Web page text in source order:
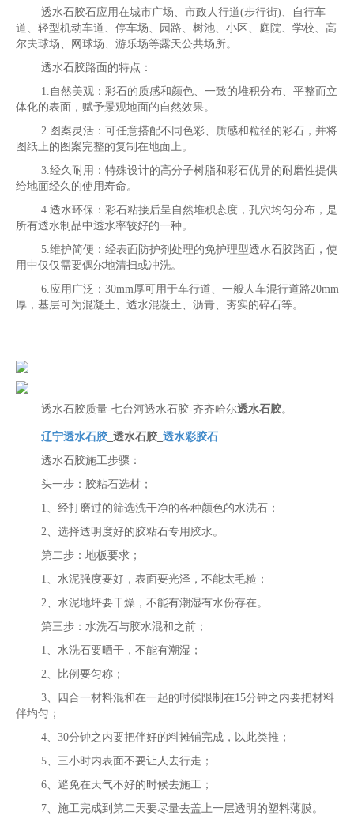
透水石胶石应用在城市广场、市政人行道(步行街)、自行车
道、轻型机动车道、停车场、园路、树池、小区、庭院、学校、高
尔夫球场、网球场、游乐场等露天公共场所。
透水石胶路面的特点：
1.自然美观：彩石的质感和颜色、一致的堆积分布、平整而立
体化的表面，赋予景观地面的自然效果。
2.图案灵活：可任意搭配不同色彩、质感和粒径的彩石，并将
图纸上的图案完整的复制在地面上。
3.经久耐用：特殊设计的高分子树脂和彩石优异的耐磨性提供
给地面经久的使用寿命。
4.透水环保：彩石粘接后呈自然堆积态度，孔穴均匀分布，是
所有透水制品中透水率较好的一种。
5.维护简便：经表面防护剂处理的免护理型透水石胶路面，使
用中仅仅需要偶尔地清扫或冲洗。
6.应用广泛：30mm厚可用于车行道、一般人车混行道路20mm
厚，基层可为混凝土、透水混凝土、沥青、夯实的碎石等。
透水石胶质量-七台河透水石胶-齐齐哈尔透水石胶。
辽宁透水石胶_透水石胶_ 透水彩胶石
透水石胶施工步骤：
头一步：胶粘石选材；
1、经打磨过的筛选洗干净的各种颜色的水洗石；
2、选择透明度好的胶粘石专用胶水。
第二步：地板要求；
1、水泥强度要好，表面要光泽，不能太毛糙；
2、水泥地坪要干燥，不能有潮湿有水份存在。
第三步：水洗石与胶水混和之前；
1、水洗石要晒干，不能有潮湿；
2、比例要匀称；
3、四合一材料混和在一起的时候限制在15分钟之内要把材料
伴均匀；
4、30分钟之内要把伴好的料摊铺完成，以此类推；
5、三小时内表面不要让人去行走；
6、避免在天气不好的时候去施工；
7、施工完成到第二天要尽量去盖上一层透明的塑料薄膜。